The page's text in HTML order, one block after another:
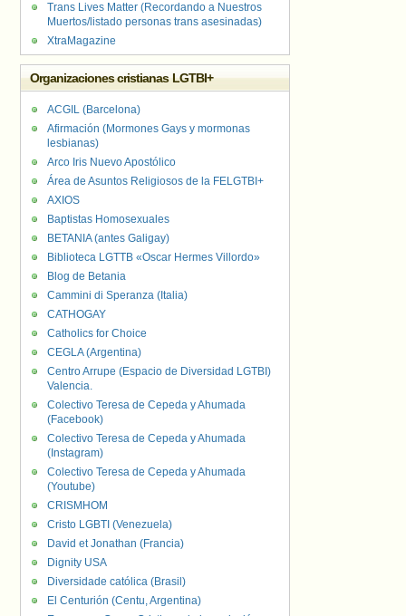
Trans Lives Matter (Recordando a Nuestros
Muertos/listado personas trans asesinadas)
XtraMagazine
Organizaciones cristianas LGTBI+
ACGIL (Barcelona)
Afirmación (Mormones Gays y mormonas
lesbianas)
Arco Iris Nuevo Apostólico
Área de Asuntos Religiosos de la FELGTBI+
AXIOS
Baptistas Homosexuales
BETANIA (antes Galigay)
Biblioteca LGTTB «Oscar Hermes Villordo»
Blog de Betania
Cammini di Speranza (Italia)
CATHOGAY
Catholics for Choice
CEGLA (Argentina)
Centro Arrupe (Espacio de Diversidad LGTBI)
Valencia.
Colectivo Teresa de Cepeda y Ahumada
(Facebook)
Colectivo Teresa de Cepeda y Ahumada
(Instagram)
Colectivo Teresa de Cepeda y Ahumada
(Youtube)
CRISMHOM
Cristo LGBTI (Venezuela)
David et Jonathan (Francia)
Dignity USA
Diversidade católica (Brasil)
El Centurión (Centu, Argentina)